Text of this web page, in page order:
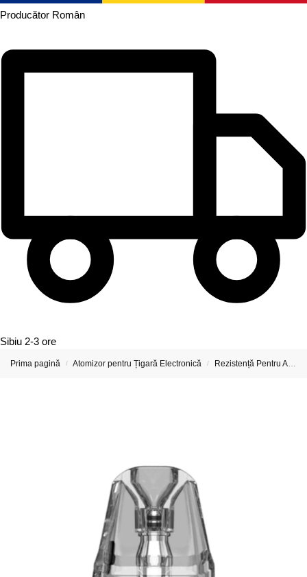
Producător Român
Sibiu 2-3 ore
Prima pagină / Atomizor pentru Țigară Electronică / Rezistență Pentru Atomizor De Țigară Electronică